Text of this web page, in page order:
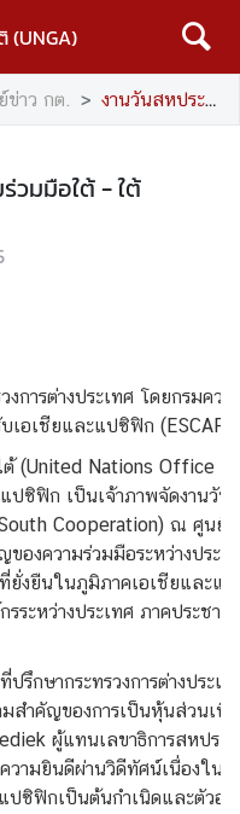
(UNGA)
ข่าว กต. งานวันสหประชาชาติเพื่อความร่วมมือใต้ - ใต้
วมมือใต้ - ใต้
การต่างประเทศ โดยกรมคว
เอเชียและแปซิฟิก
Nations Office for
ปซิฟิก เป็นเจ้าภาพจัดงานวั
Cooperation) ณ ศูนย์ป
ของความร่วมมือระหว่างปร
งยืนในภูมิภาคเอเชียและแ
ระหว่างประเทศ ภาคประช
ะทรวงการต่างประเทศ เ
มสำคัญของการเป็นหุ้นส่วน
ผู้แทนเลขาธิการสหประ
วามยินดีผ่านวิดีทัศน์เนื่องใน
ปซิฟิกเป็นต้นกำเนิดและตัวอ